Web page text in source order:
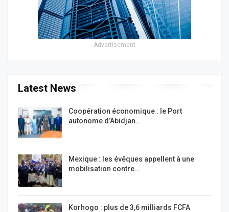
- Advertisement -
Latest News
Coopération économique : le Port
autonome d’Abidjan…
Mexique : les évêques appellent à une
mobilisation contre…
Korhogo : plus de 3,6 milliards FCFA